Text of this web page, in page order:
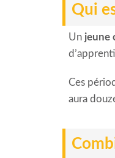
Qui
Un jeune
Ces
aura